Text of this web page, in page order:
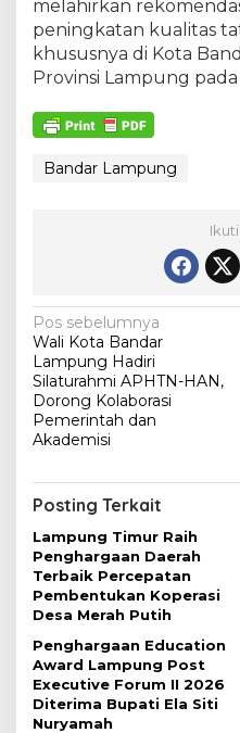
melahirkan
peningkatan kualitas
khususnya di Kota
Provinsi Lampung
Bandar Lampung
N
a
v
i
g
a
s
i
p
o
s
Pos sebelumnya
Wali Kota Bandar
Lampung Hadiri
Silaturahmi APHTN-HAN,
Dorong Kolaborasi
Pemerintah dan
Akademisi
Posting Terkait
Lampung Timur Raih
Penghargaan Daerah
Terbaik Percepatan
Pembentukan Koperasi
Desa Merah Putih
Penghargaan Education
Award Lampung Post
Executive Forum II 2026
Diterima Bupati Ela Siti
Nuryamah